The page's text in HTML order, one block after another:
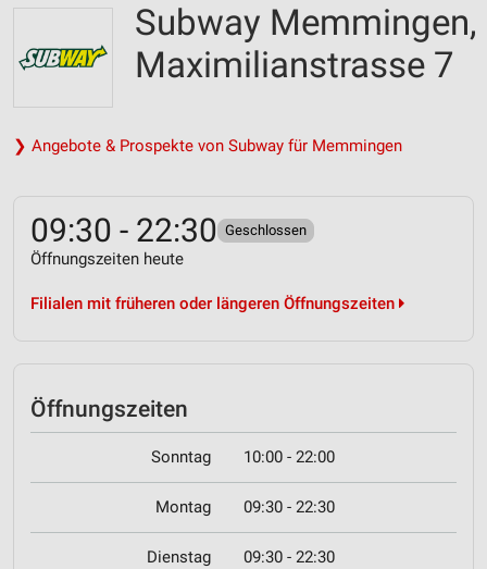
Subway Memmingen,
Maximilianstrasse 7
❯ Angebote & Prospekte von Subway für Memmingen
09:30 - 22:30 Geschlossen
Öffnungszeiten heute
Filialen mit früheren oder längeren Öffnungszeiten
Öffnungszeiten
Sonntag 10:00 - 22:00
Montag 09:30 - 22:30
Dienstag 09:30 - 22:30